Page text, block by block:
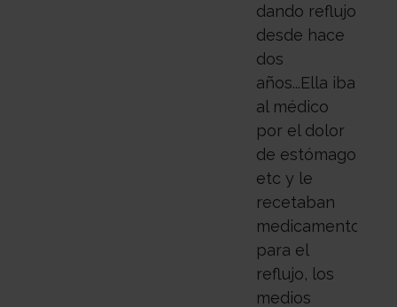
dando reflujo
desde hace
dos
años...Ella iba
al médico
por el dolor
de estómago
etc y le
recetaban
medicamentos
para el
reflujo, los
medios